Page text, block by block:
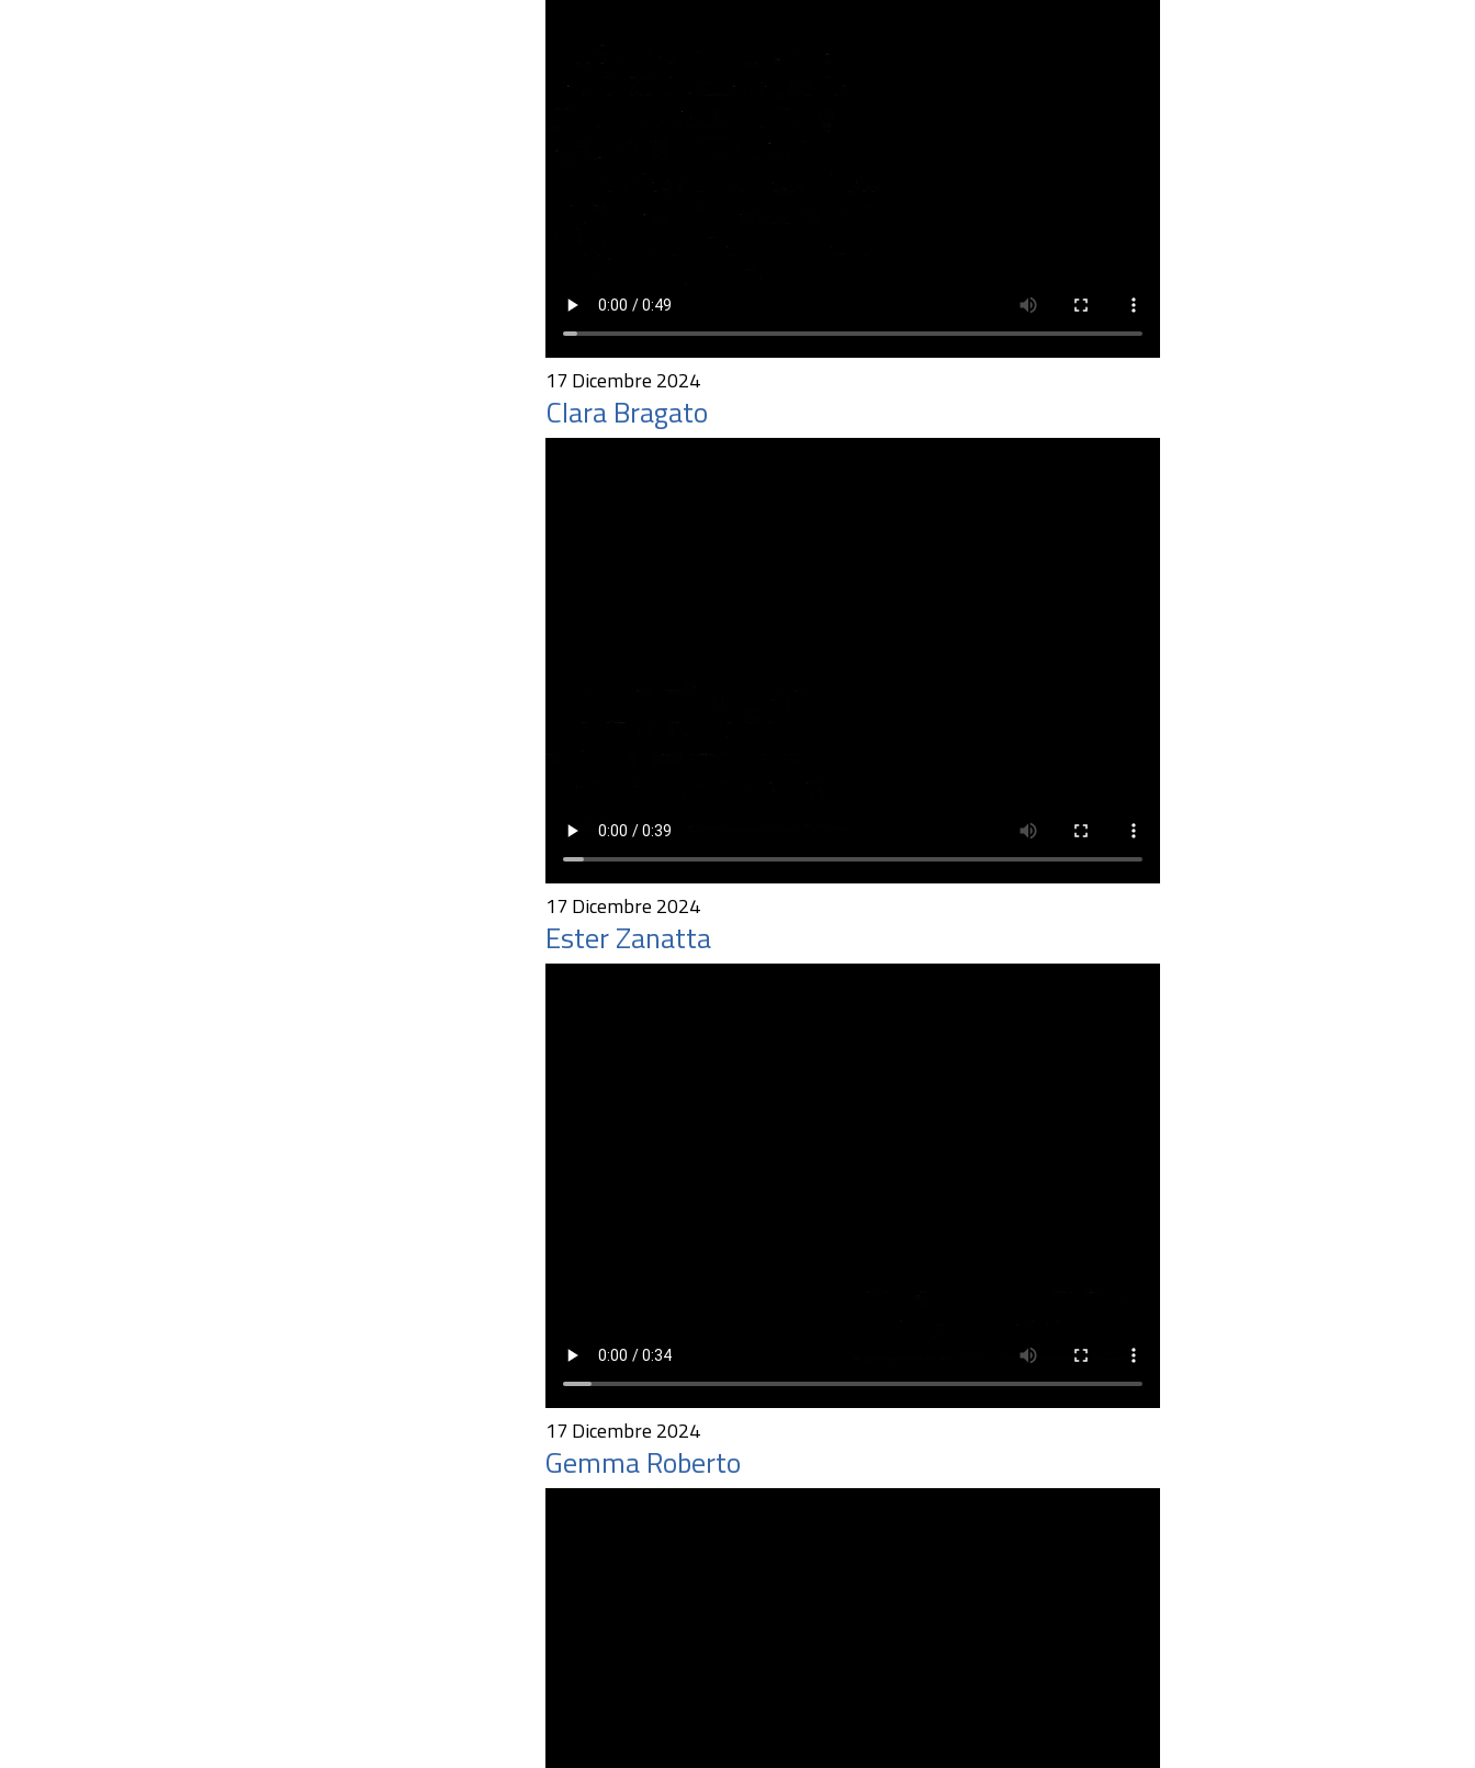
17 Dicembre 2024
Clara Bragato
17 Dicembre 2024
Ester Zanatta
17 Dicembre 2024
Gemma Roberto